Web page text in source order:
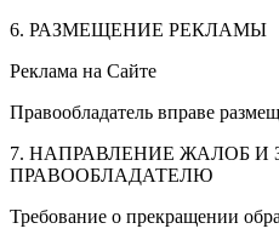
6. РАЗМЕЩЕНИЕ РЕКЛАМЫ
Реклама на Сайте
Правообладатель вправе
7. НАПРАВЛЕНИЕ ЖАЛОБ И
ПРАВООБЛАДАТЕЛЮ
Требование о прекращении